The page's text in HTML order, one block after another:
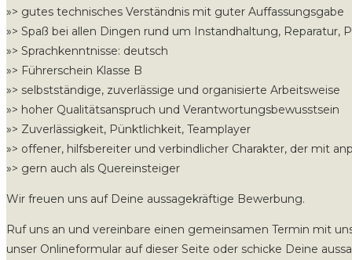
»> gutes technisches Verständnis mit guter Auffassungsgabe
»> Spaß bei allen Dingen rund um Instandhaltung, Reparatur,
»> Sprachkenntnisse: deutsch
»> Führerschein Klasse B
»> selbstständige, zuverlässige und organisierte Arbeitsweise
»> hoher Qualitätsanspruch und Verantwortungsbewusstsein
»> Zuverlässigkeit, Pünktlichkeit, Teamplayer
»> offener, hilfsbereiter und verbindlicher Charakter, der mit
»> gern auch als Quereinsteiger
Wir freuen uns auf Deine aussagekräftige Bewerbung.
Ruf uns an und vereinbare einen gemeinsamen Termin mit
unser Onlineformular auf dieser Seite oder schicke Deine